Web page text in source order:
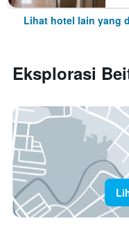
Lihat hotel lain yang
Eksplorasi